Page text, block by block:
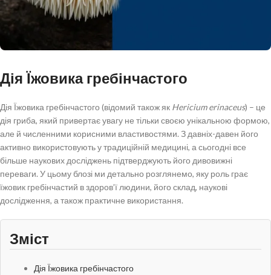
Дія Їжовика гребінчастого
Дія Їжовика гребінчастого (відомий також як Hericium erinaceus) – це
дія гриба, який привертає увагу не тільки своєю унікальною формою,
але й численними корисними властивостями. З давніх-давен його
активно використовують у традиційній медицині, а сьогодні все
більше наукових досліджень підтверджують його дивовижні
переваги. У цьому блозі ми детально розглянемо, яку роль грає
їжовик гребінчастий в здоров’ї людини, його склад, наукові
дослідження, а також практичне використання.
Зміст
Дія Їжовика гребінчастого